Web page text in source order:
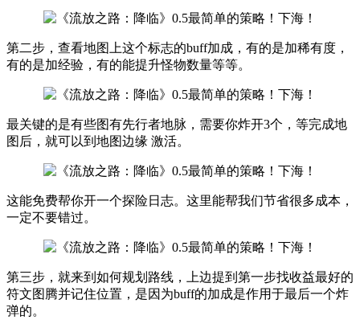
第二步，查看地图上这个标志的buff加成，有的是加稀有度，
有的是加经验，有的能提升怪物数量等等。
最关键的是有些图有先行者地脉，需要你炸开3个，等完成地
图后，就可以到地图边缘 激活。
这能免费帮你开一个探险日志。这里能帮我们节省很多成本，
一定不要错过。
第三步，就来到如何规划路线，上边提到第一步找收益最好的
符文图腾并记住位置，是因为buff的加成是作用于最后一个炸
弹的。